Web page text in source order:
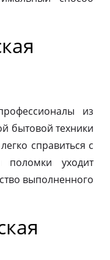
из
бытовой техники
справиться с
уходит
выполненного